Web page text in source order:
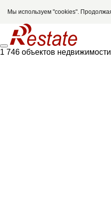
Мы используем "cookies".
1 746 объектов